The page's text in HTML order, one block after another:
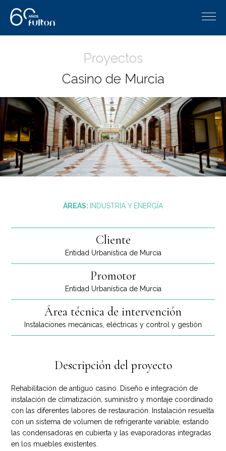
Proyectos
Casino de Murcia
ÁREAS: INDUSTRIA Y ENERGÍA
Cliente
Entidad Urbanística de Murcia
Promotor
Entidad Urbanística de Murcia
Área técnica de intervención
Instalaciones mecánicas, eléctricas y control y gestión
Descripción del proyecto
Rehabilitación de antiguo casino. Diseño e integración de
instalación de climatización, suministro y montaje coordinado
con las diferentes labores de restauración. Instalación resuelta
con un sistema de volumen de refrigerante variable, estando
las condensadoras en cubierta y las evaporadoras integradas
en los muebles existentes.